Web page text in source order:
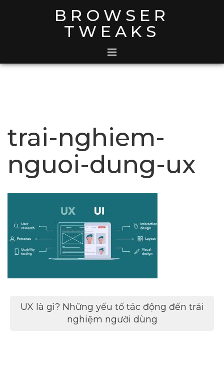
BROWSER
TWEAKS
trai-nghiem-
nguoi-dung-ux
Điều
hướng
UX là gì? Những yếu tố tác động đến trải
nghiệm người dùng